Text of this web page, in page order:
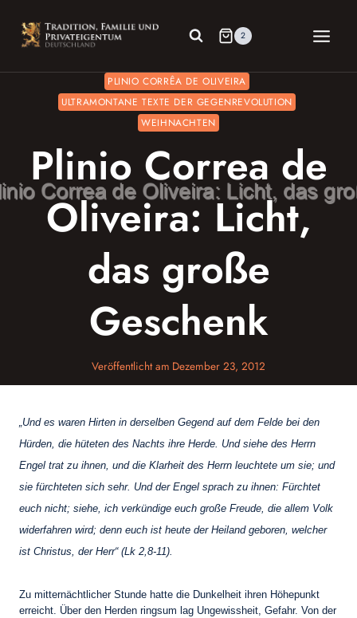
Inhalt
springen
2
PLINIO CORRÊA DE OLIVEIRA
ULTRAMONTANE TEXTE DER GEGENREVOLUTION
WEIHNACHTEN
Plinio Correa de
Oliveira: Licht,
das große
Geschenk
Veröffentlicht am Dezember 23, 2012
„Und es waren Hirten in derselben Gegend auf dem Felde bei den
Hürden, die hüteten des Nachts ihre Herde. Und siehe des Herrn
Engel trat zu ihnen, und die Klarheit des Herrn leuchtete um sie; und
sie fürchteten sich sehr. Und der Engel sprach zu ihnen: Fürchtet
euch nicht; siehe, ich verkündige euch große Freude, die allem Volk
widerfahren wird; denn euch ist heute der Heiland geboren, welcher
ist Christus, der Herr“ (Lk 2,8-11).
Zu mitternächtlicher Stunde hatte die Dunkelheit ihren Höhepunkt
erreicht. Über den Herden ringsum lag Ungewissheit, Gefahr. Von der